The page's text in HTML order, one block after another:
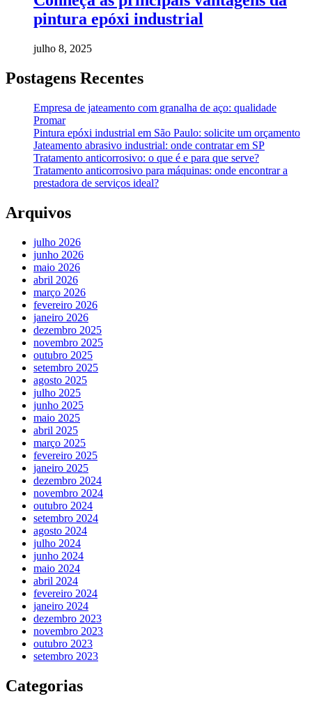
pintura epóxi industrial
julho 8, 2025
Postagens Recentes
Empresa de jateamento com granalha de aço: qualidade
Promar
Pintura epóxi industrial em São Paulo: solicite um orçamento
Jateamento abrasivo industrial: onde contratar em SP
Tratamento anticorrosivo: o que é e para que serve?
Tratamento anticorrosivo para máquinas: onde encontrar a
prestadora de serviços ideal?
Arquivos
julho 2026
junho 2026
maio 2026
abril 2026
março 2026
fevereiro 2026
janeiro 2026
dezembro 2025
novembro 2025
outubro 2025
setembro 2025
agosto 2025
julho 2025
junho 2025
maio 2025
abril 2025
março 2025
fevereiro 2025
janeiro 2025
dezembro 2024
novembro 2024
outubro 2024
setembro 2024
agosto 2024
julho 2024
junho 2024
maio 2024
abril 2024
fevereiro 2024
janeiro 2024
dezembro 2023
novembro 2023
outubro 2023
setembro 2023
Categorias